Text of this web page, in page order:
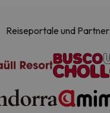
Reiseportale und Partner